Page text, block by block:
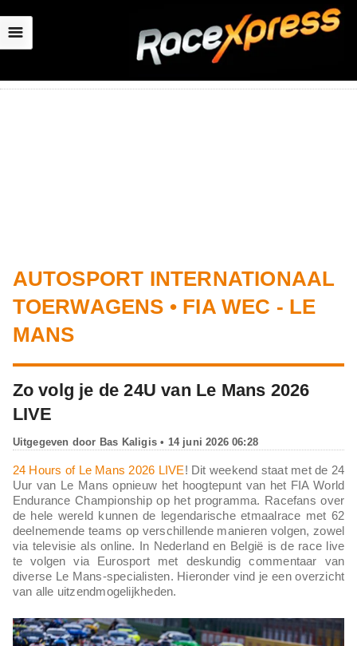
☰
AUTOSPORT INTERNATIONAAL
TOERWAGENS • FIA WEC - LE
MANS
Zo volg je de 24U van Le Mans 2026
LIVE
Uitgegeven door Bas Kaligis• 14 juni 2026 06:28
24 Hours of Le Mans 2026 LIVE! Dit weekend staat met de 24
Uur van Le Mans opnieuw het hoogtepunt van het FIA World
Endurance Championship op het programma. Racefans over
de hele wereld kunnen de legendarische etmaalrace met 62
deelnemende teams op verschillende manieren volgen, zowel
via televisie als online. In Nederland en België is de race live
te volgen via Eurosport met deskundig commentaar van
diverse Le Mans-specialisten. Hieronder vind je een overzicht
van alle uitzendmogelijkheden.